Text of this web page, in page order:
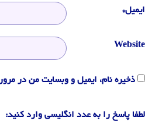
ایمیل*
Website
ذخیره نام، ایمیل و وبسایت من در
لطفا پاسخ را به عدد انگلیسی وارد کنید: